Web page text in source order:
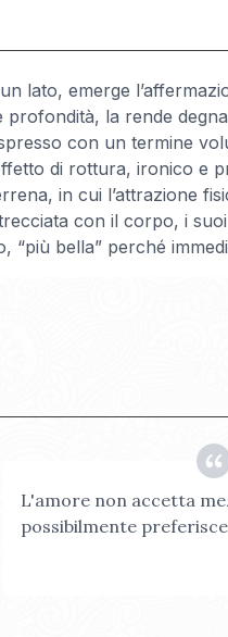
lato, emerge
la rende
con un termine
di rottura, ironico e
in cui l’attrazione
con il corpo, i
bella” perché
L'amore non accetta
possibilmente